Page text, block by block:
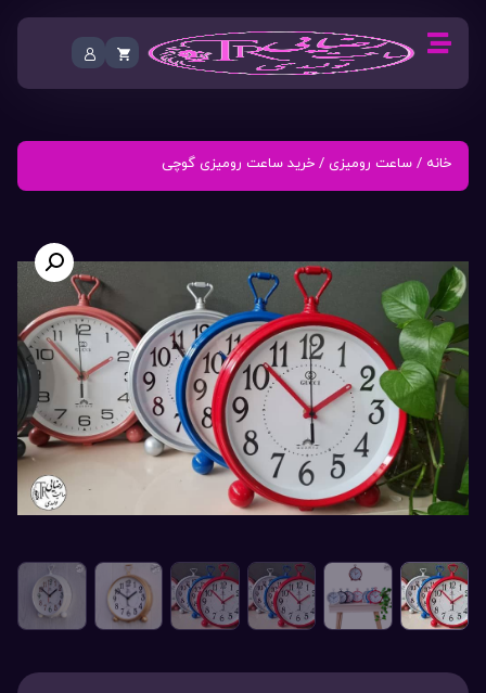
خانه / ساعت رومیزی / خرید ساعت رومیزی گوچی